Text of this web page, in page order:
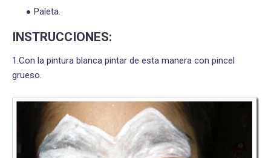
Paleta.
INSTRUCCIONES:
1.Con la pintura blanca pintar de esta manera con pincel
grueso.